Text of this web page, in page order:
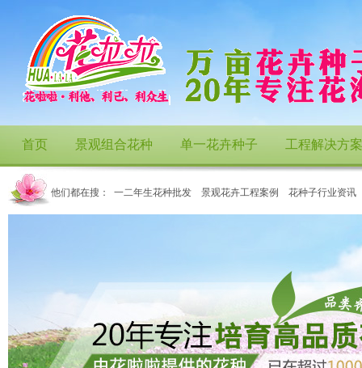
首页 景观组合花种 单一花卉种子 工程解决方案
他们都在搜： 一二年生花种批发 景观花卉工程案例 花种子行业资讯